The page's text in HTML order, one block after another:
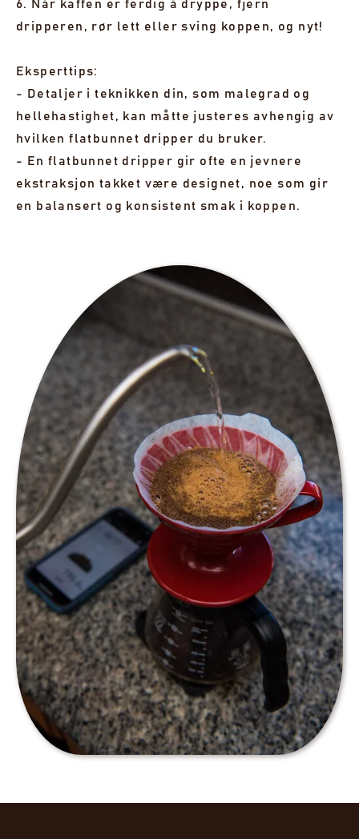
6. Når kaffen er ferdig å dryppe, fjern
dripperen, rør lett eller sving koppen, og nyt!
Eksperttips:
- Detaljer i teknikken din, som malegrad og
hellehastighet, kan måtte justeres avhengig av
hvilken flatbunnet dripper du bruker.
- En flatbunnet dripper gir ofte en jevnere
ekstraksjon takket være designet, noe som gir
en balansert og konsistent smak i koppen.